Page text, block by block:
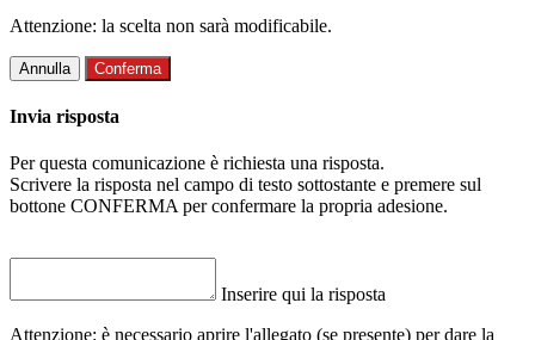
Attenzione: la scelta non sarà modificabile.
Annulla Conferma
Invia risposta
Per questa comunicazione è richiesta una risposta.
Scrivere la risposta nel campo di testo sottostante e premere sul
bottone CONFERMA per confermare la propria adesione.
Inserire qui la risposta
Attenzione: è necessario aprire l'allegato (se presente) per dare la